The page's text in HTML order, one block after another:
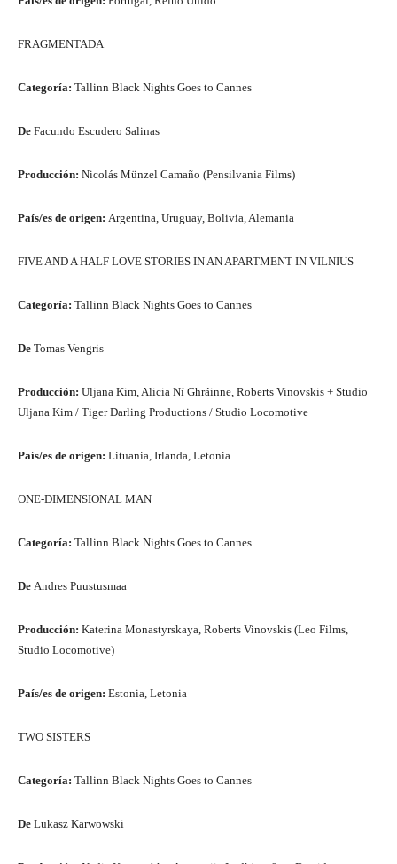
FRAGMENTADA
Categoría: Tallinn Black Nights Goes to Cannes
De Facundo Escudero Salinas
Producción: Nicolás Münzel Camaño (Pensilvania Films)
País/es de origen: Argentina, Uruguay, Bolivia, Alemania
FIVE AND A HALF LOVE STORIES IN AN APARTMENT IN VILNIUS
Categoría: Tallinn Black Nights Goes to Cannes
De Tomas Vengris
Producción: Uljana Kim, Alicia Ní Ghráinne, Roberts Vinovskis + Studio
Uljana Kim / Tiger Darling Productions / Studio Locomotive
País/es de origen: Lituania, Irlanda, Letonia
ONE-DIMENSIONAL MAN
Categoría: Tallinn Black Nights Goes to Cannes
De Andres Puustusmaa
Producción: Katerina Monastyrskaya, Roberts Vinovskis (Leo Films,
Studio Locomotive)
País/es de origen: Estonia, Letonia
TWO SISTERS
Categoría: Tallinn Black Nights Goes to Cannes
De Lukasz Karwowski